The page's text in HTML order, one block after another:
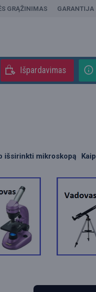
GRĄŽINIMAS GARANTIJA
Išpardavimas
išsirinkti mikroskopą Kaip